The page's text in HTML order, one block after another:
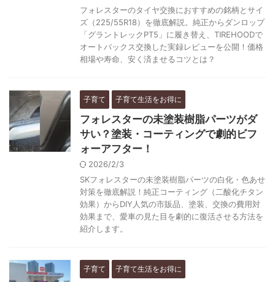
フォレスターのタイヤ交換におすすめの銘柄とサイ
ズ（225/55R18）を徹底解説。純正からダンロップ
「グラントレックPT5」に履き替え、TIREHOODで
オートバックス交換した実録レビューを公開！価格
相場や寿命、安く済ませるコツとは？
子育て 子育て生活をお得に
フォレスターの未塗装樹脂パーツがダ
サい？塗装・コーティングで劇的ビフ
ォーアフター！
2026/2/3
SKフォレスターの未塗装樹脂パーツの白化・色あせ
対策を徹底解説！純正コーティング（二酸化チタン
効果）からDIY人気の市販品、塗装、交換の費用対
効果まで、愛車の見た目を劇的に復活させる方法を
紹介します。
子育て 子育て生活をお得に